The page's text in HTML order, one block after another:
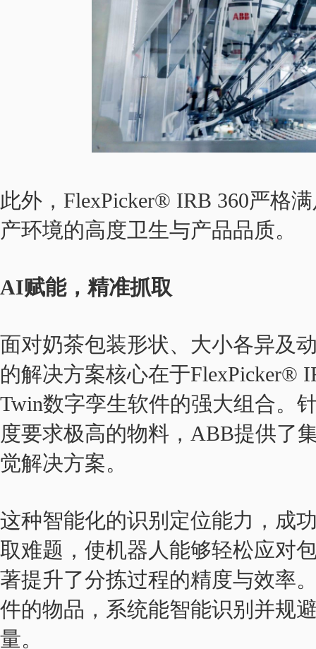
此外，FlexPicker® IRB 360严格
产环境的高度卫生与产品品质。
AI赋能，精准抓取
面对奶茶包装形状、大小各异及
的解决方案核心在于FlexPicker®
Twin数字孪生软件的强大组合。
度要求极高的物料，ABB提供了
觉解决方案。
这种智能化的识别定位能力，成
取难题，使机器人能够轻松应对
著提升了分拣过程的精度与效率
件的物品，系统能智能识别并规
量。